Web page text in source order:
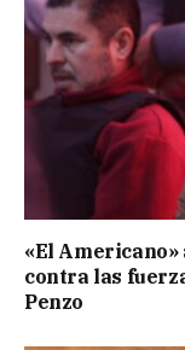
«El
contra las
Penzo